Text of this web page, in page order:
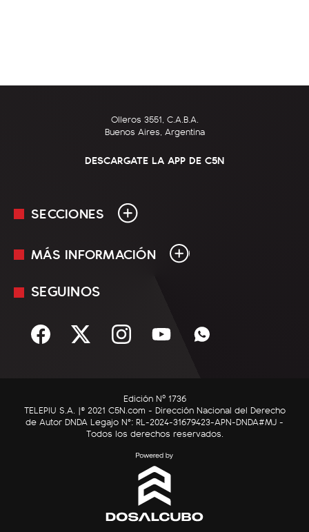
Olleros 3551, C.A.B.A.
Buenos Aires, Argentina
DESCARGATE LA APP DE C5N
SECCIONES
En Vivo
Sociedad
C5N Autos
RatingCero
MÁS INFORMACIÓN
Mediakit
Términos y condiciones
SEGUINOS
Edición Nº 1736
TELEPIU S.A. |© 2021 C5N.com - Dirección Nacional del Derecho
de Autor DNDA Legajo N°: RL-2024-31679423-APN-DNDA#MJ -
Todos los derechos reservados.